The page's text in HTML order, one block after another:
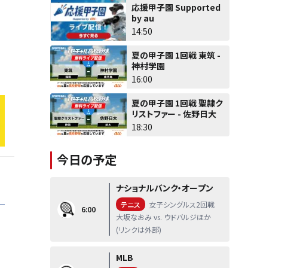
応援甲子園 Supported
by au
14:50
夏の甲子園 1回戦 東筑 -
神村学園
16:00
夏の甲子園 1回戦 聖隷ク
リストファー - 佐野日大
18:30
今日の予定
6:00
ナショナルバンク・オープン
テニス
女子シングルス2回戦
大坂なおみ vs. ウドバルジほか
(リンクは外部)
MLB